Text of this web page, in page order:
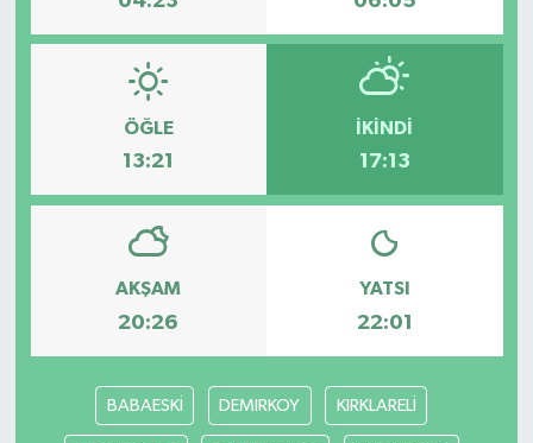
ÖĞLE
13:21
İKINDI
17:13
AKŞAM
20:26
YATSI
22:01
BABAESKİ DEMIRKOY KIRKLARELİ